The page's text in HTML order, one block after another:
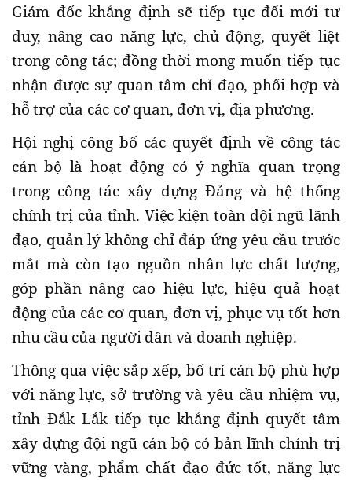
Giám đốc khẳng định sẽ tiếp tục đổi mới tư
duy, nâng cao năng lực, chủ động, quyết liệt
trong công tác; đồng thời mong muốn tiếp tục
nhận được sự quan tâm chỉ đạo, phối hợp và
hỗ trợ của các cơ quan, đơn vị, địa phương.
Hội nghị công bố các quyết định về công tác
cán bộ là hoạt động có ý nghĩa quan trọng
trong công tác xây dựng Đảng và hệ thống
chính trị của tỉnh. Việc kiện toàn đội ngũ lãnh
đạo, quản lý không chỉ đáp ứng yêu cầu trước
mắt mà còn tạo nguồn nhân lực chất lượng,
góp phần nâng cao hiệu lực, hiệu quả hoạt
động của các cơ quan, đơn vị, phục vụ tốt hơn
nhu cầu của người dân và doanh nghiệp.
Thông qua việc sắp xếp, bố trí cán bộ phù hợp
với năng lực, sở trường và yêu cầu nhiệm vụ,
tỉnh Đắk Lắk tiếp tục khẳng định quyết tâm
xây dựng đội ngũ cán bộ có bản lĩnh chính trị
vững vàng, phẩm chất đạo đức tốt, năng lực